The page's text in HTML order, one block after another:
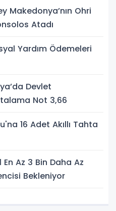
Makedonya’nın Ohri
Atadı
Yardım Ödemeleri
Devlet
Not 3,66
16 Adet Akıllı Tahta
En Az 3 Bin Daha Az
Bekleniyor